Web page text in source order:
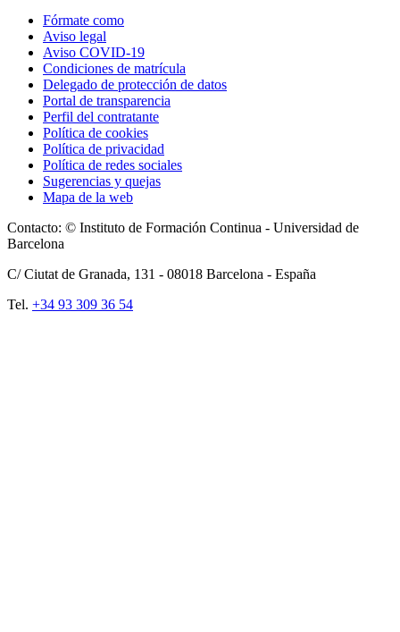
Fórmate como
Aviso legal
Aviso COVID-19
Condiciones de matrícula
Delegado de protección de datos
Portal de transparencia
Perfil del contratante
Política de cookies
Política de privacidad
Política de redes sociales
Sugerencias y quejas
Mapa de la web
Contacto: © Instituto de Formación Continua - Universidad de
Barcelona
C/ Ciutat de Granada, 131 - 08018 Barcelona - España
Tel. +34 93 309 36 54